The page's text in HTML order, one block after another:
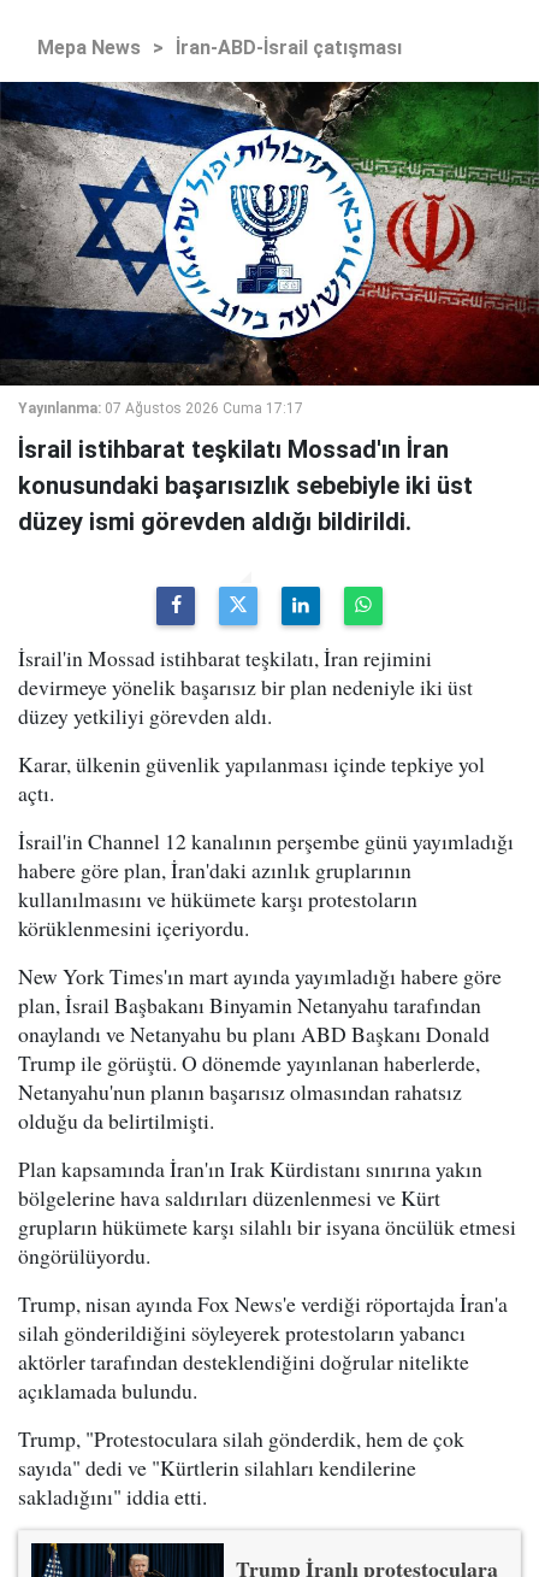
Mepa News > İran-ABD-İsrail çatışması
Yayınlanma: 07 Ağustos 2026 Cuma 17:17
İsrail istihbarat teşkilatı Mossad'ın İran
konusundaki başarısızlık sebebiyle iki üst
düzey ismi görevden aldığı bildirildi.
İsrail'in Mossad istihbarat teşkilatı, İran rejimini
devirmeye yönelik başarısız bir plan nedeniyle iki üst
düzey yetkiliyi görevden aldı.
Karar, ülkenin güvenlik yapılanması içinde tepkiye yol
açtı.
İsrail'in Channel 12 kanalının perşembe günü yayımladığı
habere göre plan, İran'daki azınlık gruplarının
kullanılmasını ve hükümete karşı protestoların
körüklenmesini içeriyordu.
New York Times'ın mart ayında yayımladığı habere göre
plan, İsrail Başbakanı Binyamin Netanyahu tarafından
onaylandı ve Netanyahu bu planı ABD Başkanı Donald
Trump ile görüştü. O dönemde yayınlanan haberlerde,
Netanyahu'nun planın başarısız olmasından rahatsız
olduğu da belirtilmişti.
Plan kapsamında İran'ın Irak Kürdistanı sınırına yakın
bölgelerine hava saldırıları düzenlenmesi ve Kürt
grupların hükümete karşı silahlı bir isyana öncülük etmesi
öngörülüyordu.
Trump, nisan ayında Fox News'e verdiği röportajda İran'a
silah gönderildiğini söyleyerek protestoların yabancı
aktörler tarafından desteklendiğini doğrular nitelikte
açıklamada bulundu.
Trump, "Protestoculara silah gönderdik, hem de çok
sayıda" dedi ve "Kürtlerin silahları kendilerine
sakladığını" iddia etti.
Trump İranlı protestoculara